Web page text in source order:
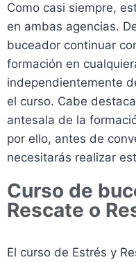
Como casi siempre,
en ambas agencias.
buceador continuar
formación en
independientemente
el curso. Cabe
antesala de la
por ello, antes de
necesitarás realizar
Curso de
Rescate o
El curso de Estrés y